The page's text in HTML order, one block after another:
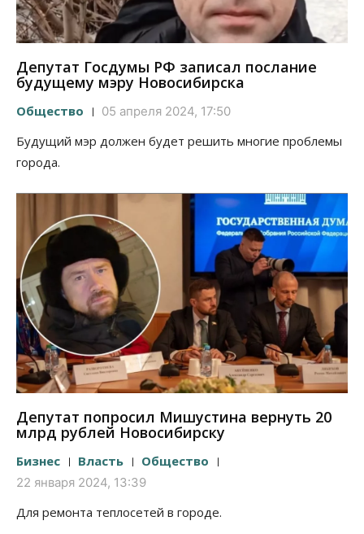
Депутат Госдумы РФ записал послание
будущему мэру Новосибирска
Общество 05 апреля 2024, 17:50
Будущий мэр должен будет решить многие проблемы
города.
Депутат попросил Мишустина вернуть 20
млрд рублей Новосибирску
Бизнес Власть Общество
22 января 2024, 13:39
Для ремонта теплосетей в городе.